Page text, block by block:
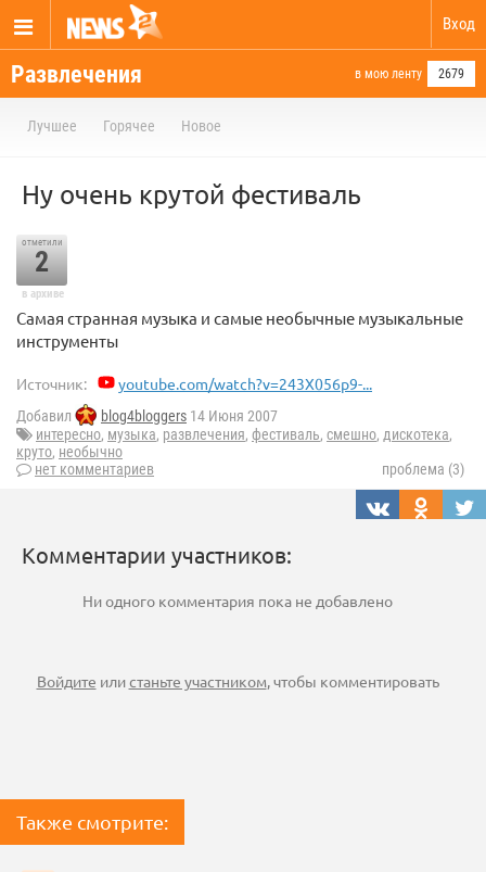
Вход
Развлечения в мою ленту 2679
Лучшее Горячее Новое
Ну очень крутой фестиваль
отметили
2
в архиве
Самая странная музыка и самые необычные музыкальные
инструменты
Источник: youtube.com/watch?v=243X056p9-...
Добавил blog4bloggers 14 Июня 2007
интересно, музыка, развлечения, фестиваль, смешно, дискотека,
круто, необычно
нет комментариев
проблема (3)
Комментарии участников:
Ни одного комментария пока не добавлено
Войдите илистаньте участником, чтобы комментировать
Также смотрите: